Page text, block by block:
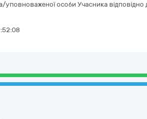
особи Учасника відповідно